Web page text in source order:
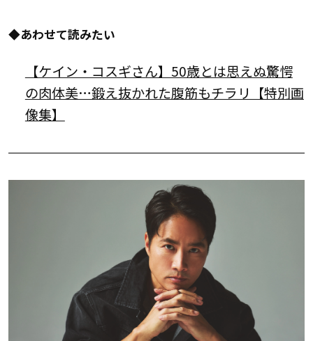
◆あわせて読みたい
【ケイン・コスギさん】50歳とは思えぬ驚愕
の肉体美…鍛え抜かれた腹筋もチラリ【特別画
像集】